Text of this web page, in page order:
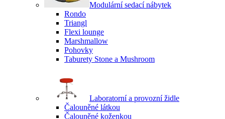
Modulární sedací nábytek
Rondo
Triangl
Flexi lounge
Marshmallow
Pohovky
Taburety Stone a Mushroom
Laboratorní a provozní židle
Čalouněné látkou
Čalouněné koženkou